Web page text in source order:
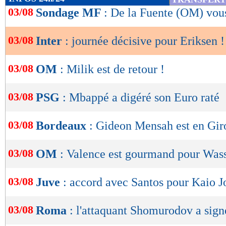
de
OK
03/08 Sondage MF : De la Fuente (OM)
03/08 Inter : journée décisive pour Eriksen !
03/08 OM : Milik est de retour !
03/08 PSG : Mbappé a digéré son Euro raté
03/08 Bordeaux : Gideon Mensah est en
03/08 OM : Valence est gourmand pour
03/08 Juve : accord avec Santos pour Kaio
03/08 Roma : l'attaquant Shomurodov a